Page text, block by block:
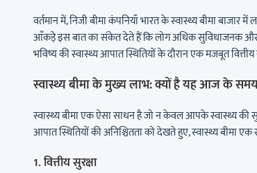
वर्तमान में, निजी बीमा कंपनियाँ भारत के स्वास्थ्य बीमा बाजार
आँकड़े इस बात का संकेत देते हैं कि लोग अधिक सुविधाजनक
भविष्य की स्वास्थ्य आपात स्थितियों के दौरान एक मजबूत वित्तीय
स्वास्थ्य बीमा के मुख्य लाभ: क्यों है यह आज के
स्वास्थ्य बीमा एक ऐसा साधन है जो न केवल आपके स्वास्थ्य की
आपात स्थितियों की अनिश्चितता को देखते हुए, स्वास्थ्य बीमा
1. वित्तीय सुरक्षा